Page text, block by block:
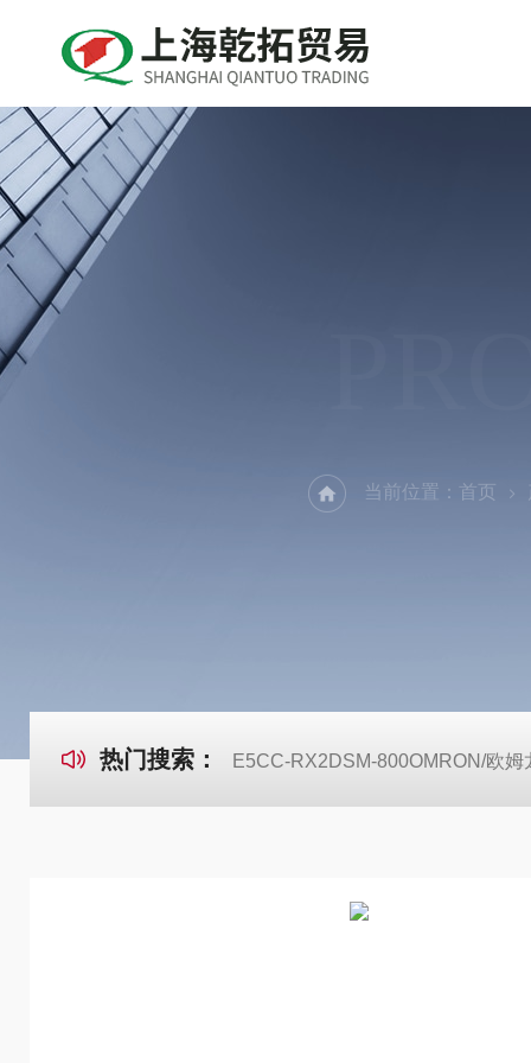
当前位置： 首页
热门搜索： E5CC-RX2DSM-800OMRON/欧